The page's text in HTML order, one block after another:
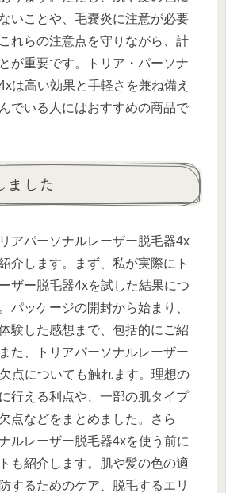
いことや、毛嚢炎に注意が必要
れらの注意点を守りながら、計
が重要です。トリア・パーソナ
は高い効果と手軽さを兼ね備え
でいる人にはおすすめの商品で
ました
アパーソナルレーザー脱毛器4x
介します。まず、私が実際にト
ザー脱毛器4xを試した結果につ
パッケージの開封から始まり、
験した感想まで、包括的にご紹
た、トリアパーソナルレーザー
点についても触れます。理想の
行える利点や、一部の肌タイプ
点などをまとめました。さら
ルレーザー脱毛器4xを使う前に
も紹介します。肌や髪の色の適
するためのケア、脱毛するエリ